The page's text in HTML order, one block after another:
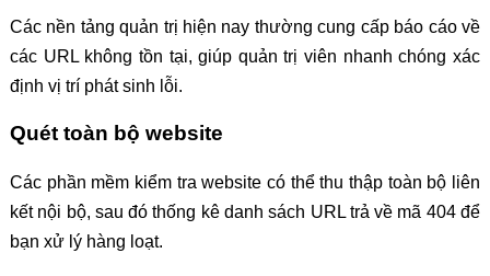
Các nền tảng quản trị hiện nay thường cung cấp báo cáo về
các URL không tồn tại, giúp quản trị viên nhanh chóng xác
định vị trí phát sinh lỗi.
Quét toàn bộ website
Các phần mềm kiểm tra website có thể thu thập toàn bộ liên
kết nội bộ, sau đó thống kê danh sách URL trả về mã 404 để
bạn xử lý hàng loạt.